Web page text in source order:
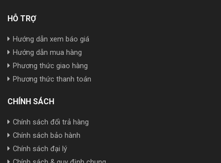
HỖ TRỢ
Hướng dẫn xem báo giá
Hướng dẫn mua hàng
Phương thức giao hàng
Phương thức thanh toán
CHÍNH SÁCH
Chính sách đổi trả hàng
Chính sách bảo hành
Chính sách đại lý